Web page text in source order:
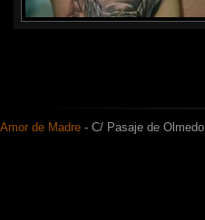
Amor de Madre - C/ Pasaje de